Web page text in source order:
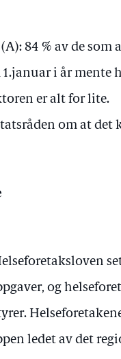
84 % av de som
i år mente
er alt for lite.
om at
og
ledet av det